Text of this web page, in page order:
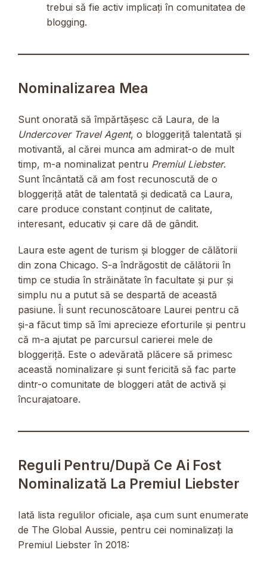
trebui să fie activ implicați în comunitatea de
blogging.
Nominalizarea Mea
Sunt onorată să împărtășesc că Laura, de la
Undercover Travel Agent, o bloggeriță talentată și
motivantă, al cărei munca am admirat-o de mult
timp, m-a nominalizat pentru Premiul Liebster.
Sunt încântată că am fost recunoscută de o
bloggeriță atât de talentată și dedicată ca Laura,
care produce constant conținut de calitate,
interesant, educativ și care dă de gândit.
Laura este agent de turism și blogger de călătorii
din zona Chicago. S-a îndrăgostit de călătorii în
timp ce studia în străinătate în facultate și pur și
simplu nu a putut să se despartă de această
pasiune. Îi sunt recunoscătoare Laurei pentru că
și-a făcut timp să îmi aprecieze eforturile și pentru
că m-a ajutat pe parcursul carierei mele de
bloggeriță. Este o adevărată plăcere să primesc
această nominalizare și sunt fericită să fac parte
dintr-o comunitate de bloggeri atât de activă și
încurajatoare.
Reguli Pentru/după Ce Ai Fost
Nominalizată La Premiul Liebster
Iată lista regulilor oficiale, așa cum sunt enumerate
de The Global Aussie, pentru cei nominalizați la
Premiul Liebster în 2018: